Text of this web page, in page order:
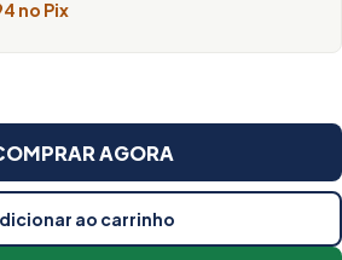
no Pix
AGORA
ao carrinho